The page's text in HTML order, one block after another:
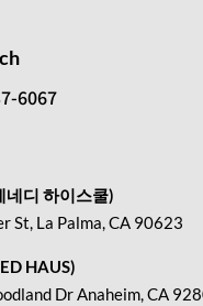
6067
네디 하이스쿨)
St, La Palma, CA 90623
HAUS)
Dr Anaheim, CA